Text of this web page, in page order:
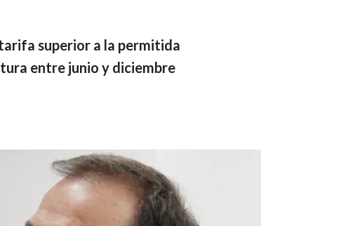
superior a la permitida
entre junio y diciembre